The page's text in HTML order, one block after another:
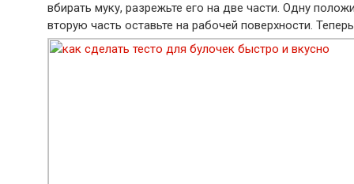
вбирать муку, разрежьте его на две части. Одну
вторую часть оставьте на рабочей поверхности.